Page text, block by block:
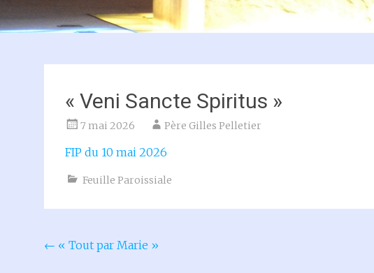
« Veni Sancte Spiritus »
7 mai 2026 Père Gilles Pelletier
FIP du 10 mai 2026
Feuille Paroissiale
Navigation
← « Tout par Marie »